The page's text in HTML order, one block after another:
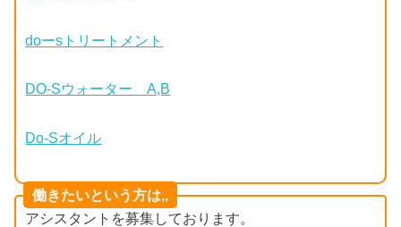
doーsトリートメント
DO-Sウォーター A,B
Do-Sオイル
働きたいという方は,,
アシスタントを募集しております。